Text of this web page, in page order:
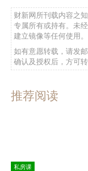
财新网所刊载内容之
专属所有或持有。未
建立镜像等任何使用。
如有意愿转载，请发
确认及授权后，方可转
推荐阅读
私房课